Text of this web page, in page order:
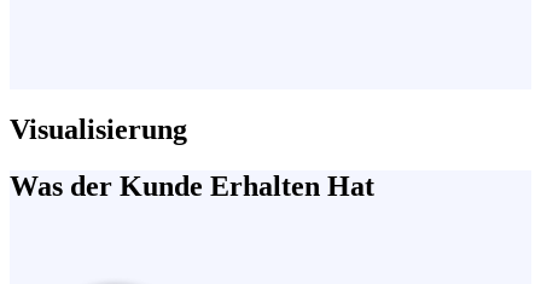
Visualisierung
Was der Kunde Erhalten Hat